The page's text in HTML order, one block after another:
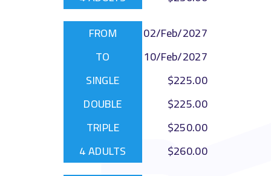
02/Feb/2027
10/Feb/2027
$225.00
$225.00
$250.00
$260.00